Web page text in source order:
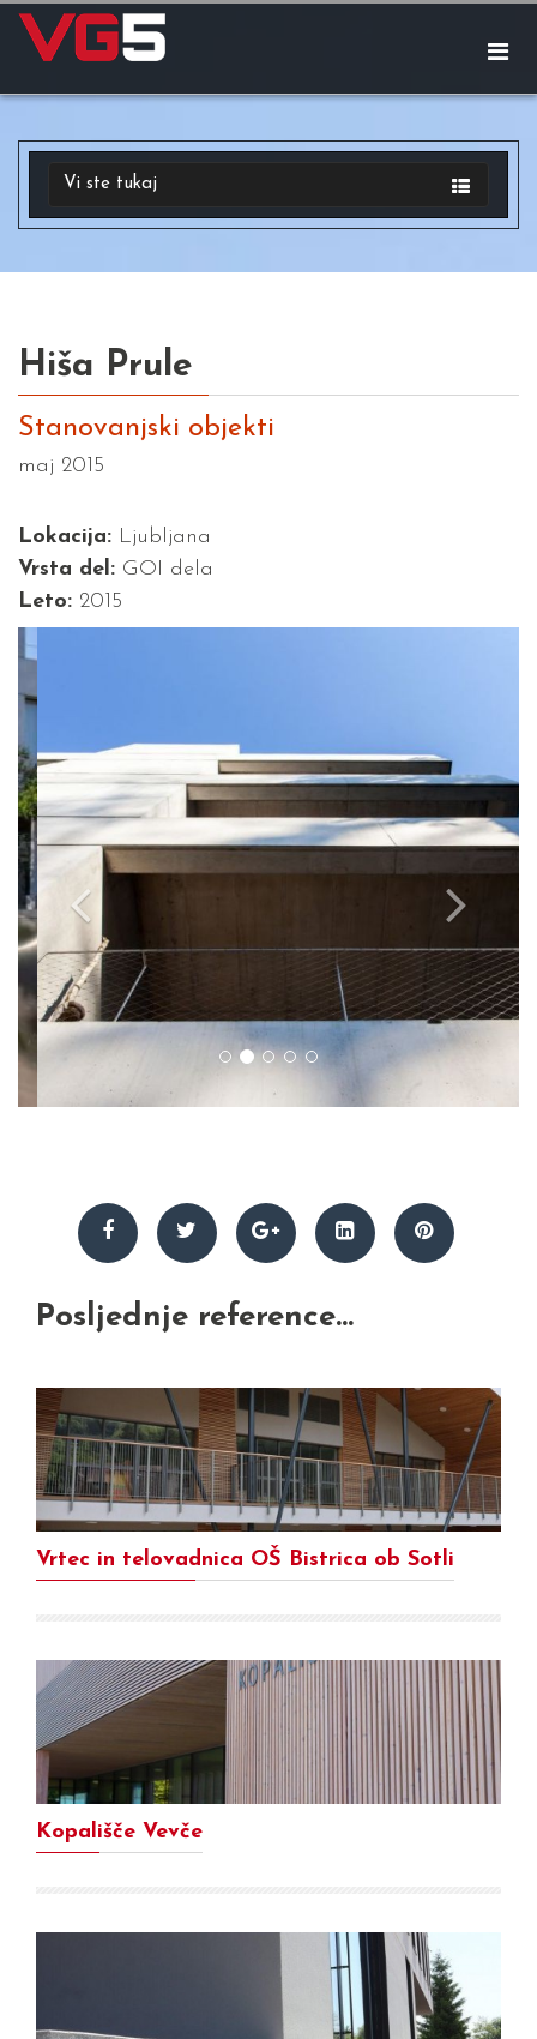
Vi ste tukaj
Hiša Prule
Stanovanjski objekti
maj 2015
Lokacija: Ljubljana
Vrsta del: GOI dela
Leto: 2015
Posljednje reference...
Vrtec in telovadnica OŠ Bistrica ob Sotli
Kopališče Vevče